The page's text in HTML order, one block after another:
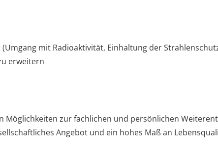
mit Radioaktivität, Einhaltung der
erweitern
zur fachlichen und persönlichen
Angebot und ein hohes Maß an